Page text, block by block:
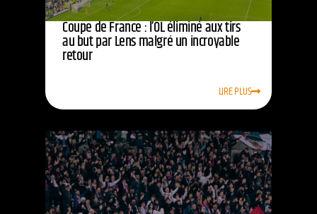
Coupe de France : l’OL éliminé aux tirs
au but par Lens malgré un incroyable
retour
LIRE PLUS